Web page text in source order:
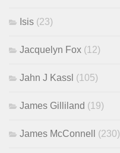
Isis (23)
Jacquelyn Fox (12)
Jahn J Kassl (105)
James Gilliland (19)
James McConnell (230)